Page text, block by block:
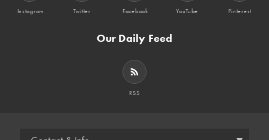
Instagram Twitter Facebook YouTube Pinterest
Our Daily Feed
RSS